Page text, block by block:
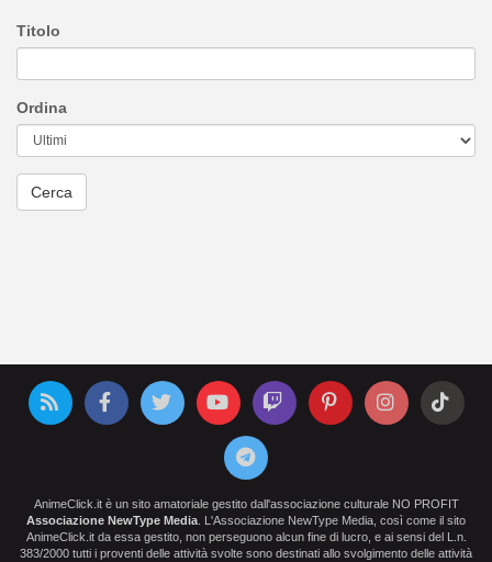
Titolo
Ordina
AnimeClick.it è un sito amatoriale gestito dall'associazione culturale NO PROFIT
Associazione NewType Media . L'Associazione NewType Media, così come il sito
AnimeClick.it da essa gestito, non perseguono alcun fine di lucro, e ai sensi del L.n.
383/2000 tutti i proventi delle attività svolte sono destinati allo svolgimento delle attività